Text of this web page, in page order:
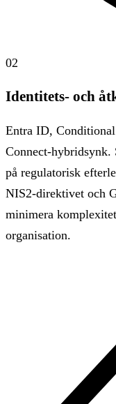
02
Identitets- och
Entra ID,
Connect-hybridsynk.
på regulatorisk
NIS2-direktivet och
minimera
organisation.